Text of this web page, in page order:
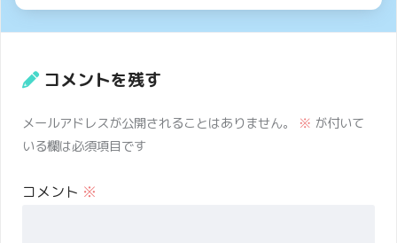
コメントを残す
メールアドレスが公開されることはありません。 ※ が付いて
いる欄は必須項目です
コメント ※